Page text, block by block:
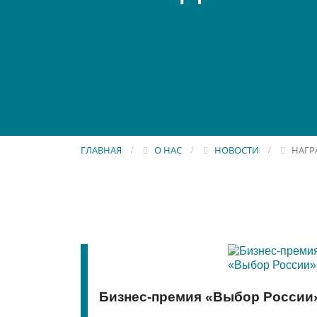
ГЛАВНАЯ О НАС НОВОСТИ
Бизнес-премия «Выбор